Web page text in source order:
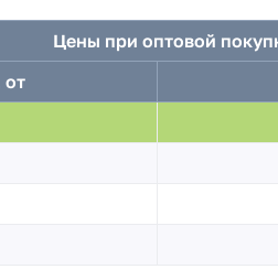
Цены при оптовой
от